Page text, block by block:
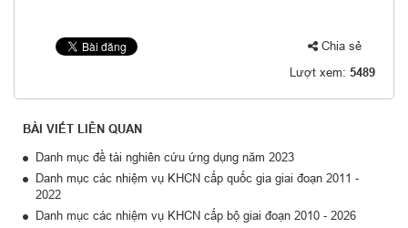
Chia sẻ
Lượt xem: 5489
BÀI VIẾT LIÊN QUAN
Danh mục đề tài nghiên cứu ứng dụng năm 2023
Danh mục các nhiệm vụ KHCN cấp quốc gia giai đoạn 2011 -
2022
Danh mục các nhiệm vụ KHCN cấp bộ giai đoạn 2010 - 2026